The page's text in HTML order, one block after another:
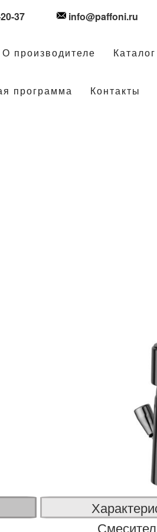
37 info@paffoni.ru
О производителе Каталог
программа Контакты